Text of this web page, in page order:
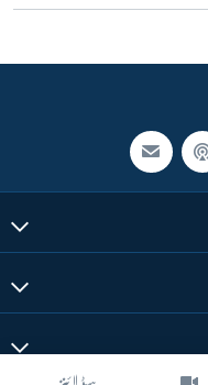
ہیڈ لائنز